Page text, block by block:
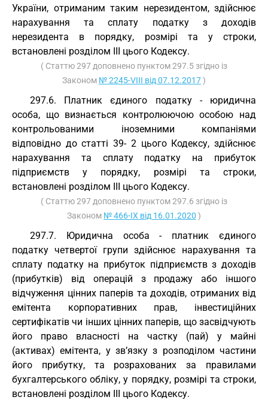
України, отриманим таким нерезидентом, здійснює
нарахування та сплату податку з доходів
нерезидента в порядку, розмірі та у строки,
встановлені розділом III цього Кодексу.
( Статтю 297 доповнено пунктом 297.5 згідно із
Законом № 2245-VIII від 07.12.2017)
297.6. Платник єдиного податку - юридична
особа, що визнається контролюючою особою над
контрольованими іноземними компаніями
відповідно до статті 39- 2 цього Кодексу, здійснює
нарахування та сплату податку на прибуток
підприємств у порядку, розмірі та строки,
встановлені розділом III цього Кодексу.
( Статтю 297 доповнено пунктом 297.6 згідно із
Законом № 466-IX від 16.01.2020 )
297.7. Юридична особа - платник єдиного
податку четвертої групи здійснює нарахування та
сплату податку на прибуток підприємств з доходів
(прибутків) від операцій з продажу або іншого
відчуження цінних паперів та доходів, отриманих від
емітента корпоративних прав, інвестиційних
сертифікатів чи інших цінних паперів, що засвідчують
його право власності на частку (пай) у майні
(активах) емітента, у зв’язку з розподілом частини
його прибутку, та розрахованих за правилами
бухгалтерського обліку, у порядку, розмірі та строки,
встановлені розділом III цього Кодексу.